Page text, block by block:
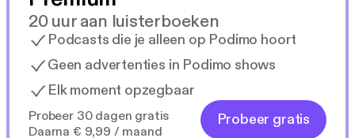
20 uur aan luisterboeken
Podcasts die je alleen op Podimo hoort
Geen advertenties in Podimo shows
Elk moment opzegbaar
Probeer 30 dagen gratis
Daarna € 9,99 / maand
Probeer gratis